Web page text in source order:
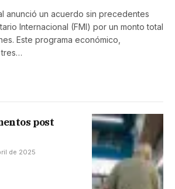
anunció un acuerdo sin precedentes
Internacional (FMI) por un monto total
Este programa económico,
post
de 2025